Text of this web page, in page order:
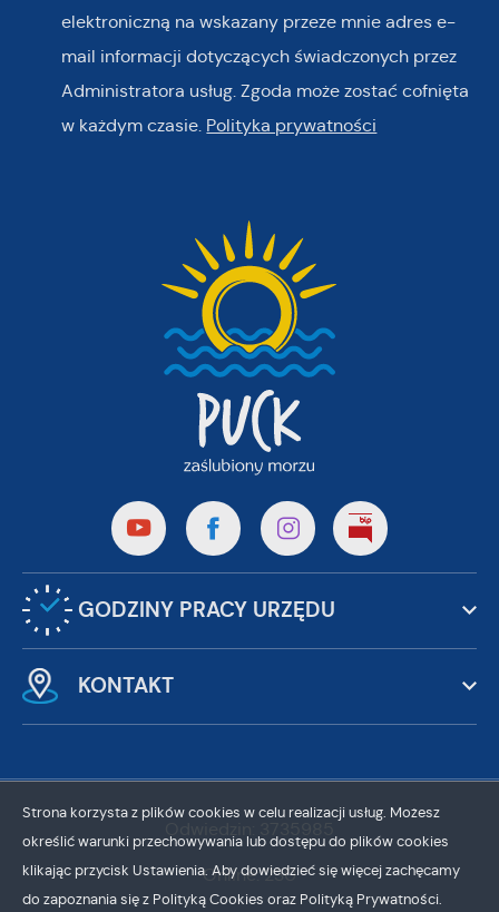
elektroniczną na wskazany przeze mnie adres e-
mail informacji dotyczących świadczonych przez
Administratora usług. Zgoda może zostać cofnięta
w każdym czasie. Polityka prywatności
GODZINY PRACY URZĘDU
KONTAKT
Online: 230
Strona korzysta z plików cookies w celu realizacji usług. Możesz
określić warunki przechowywania lub dostępu do plików cookies
klikając przycisk Ustawienia. Aby dowiedzieć się więcej zachęcamy
do zapoznania się z Polityką Cookies oraz Polityką Prywatności.
ZAPISZ WYBRANE